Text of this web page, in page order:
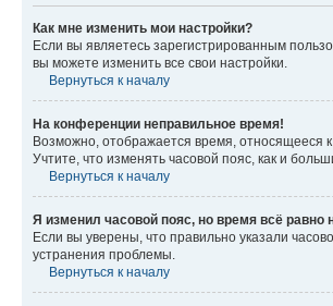
Как мне изменить мои настройки?
Если вы являетесь зарегистрированным
вы можете изменить все свои настройки.
Вернуться к началу
На конференции неправильное время!
Возможно, отображается время, относящееся к
Учтите, что изменять часовой пояс, как и
Вернуться к началу
Я изменил часовой пояс, но время всё равно
Если вы уверены, что правильно указали
устранения проблемы.
Вернуться к началу